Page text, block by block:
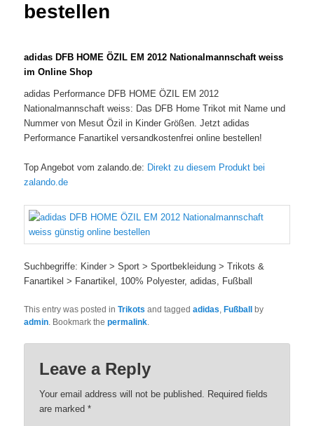
bestellen
adidas DFB HOME ÖZIL EM 2012 Nationalmannschaft weiss
im Online Shop
adidas Performance DFB HOME ÖZIL EM 2012
Nationalmannschaft weiss: Das DFB Home Trikot mit Name und
Nummer von Mesut Özil in Kinder Größen. Jetzt adidas
Performance Fanartikel versandkostenfrei online bestellen!
Top Angebot vom zalando.de: Direkt zu diesem Produkt bei
zalando.de
Suchbegriffe: Kinder > Sport > Sportbekleidung > Trikots &
Fanartikel > Fanartikel, 100% Polyester, adidas, Fußball
This entry was posted inTrikots and taggedadidas,Fußball by
admin. Bookmark thepermalink.
Leave a Reply
Your email address will not be published. Required fields
are marked*